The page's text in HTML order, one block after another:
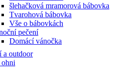
šlehačková mramorová bábovka
Tvarohová bábovka
Vše o bábovkách
pečení
Domácí vánočka
a outdoor
ohni